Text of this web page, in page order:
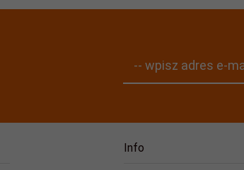
-- wpisz adres e-
Info